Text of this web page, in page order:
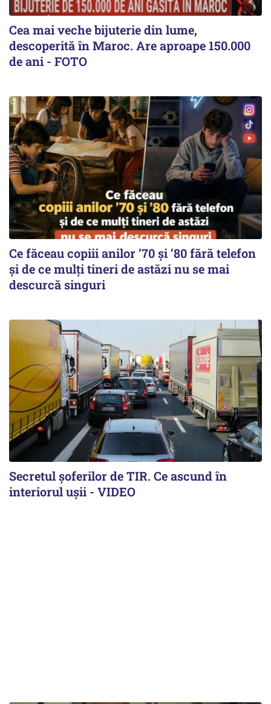
Cea mai veche bijuterie din lume,
descoperită în Maroc. Are aproape 150.000
de ani - FOTO
Ce făceau copiii anilor ’70 și ’80 fără telefon
și de ce mulți tineri de astăzi nu se mai
descurcă singuri
Secretul șoferilor de TIR. Ce ascund în
interiorul ușii - VIDEO